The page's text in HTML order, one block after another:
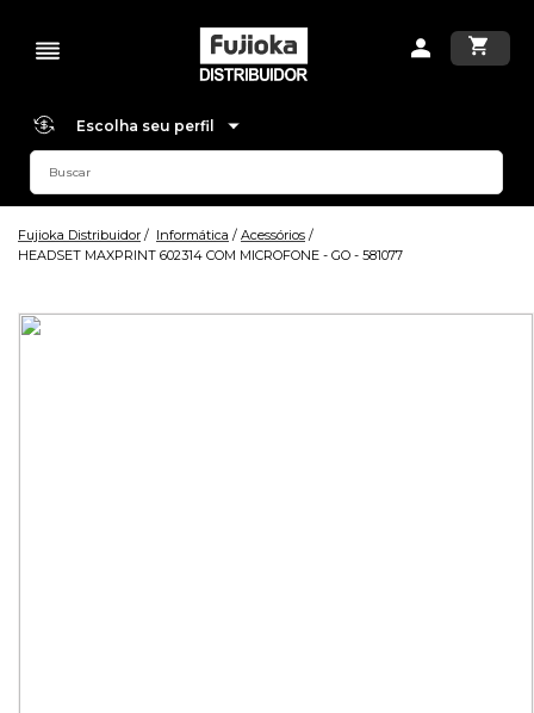
Escolha seu perfil
Fujioka Distribuidor Informática
Acessórios
HEADSET MAXPRINT 602314 COM MICROFONE - GO - 581077